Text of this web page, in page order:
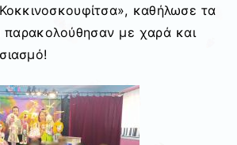
καθήλωσε τα
παρακολούθησαν με χαρά και